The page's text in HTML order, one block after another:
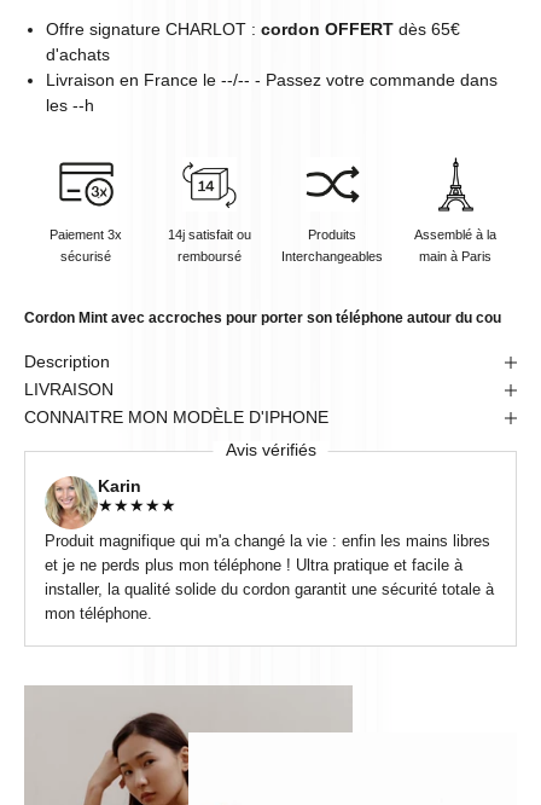
Offre signature CHARLOT : cordon OFFERT dès 65€
d'achats
Livraison en France le --/-- - Passez votre commande dans
les --h
Paiement 3x
sécurisé
14j satisfait ou
remboursé
Produits
Interchangeables
Assemblé à la
main à Paris
Cordon Mint avec accroches pour porter son téléphone autour du cou
Description
LIVRAISON
CONNAITRE MON MODÈLE D'IPHONE
Avis vérifiés
Karin
★★★★★
Produit magnifique qui m'a changé la vie : enfin les mains libres
et je ne perds plus mon téléphone ! Ultra pratique et facile à
installer, la qualité solide du cordon garantit une sécurité totale à
mon téléphone.